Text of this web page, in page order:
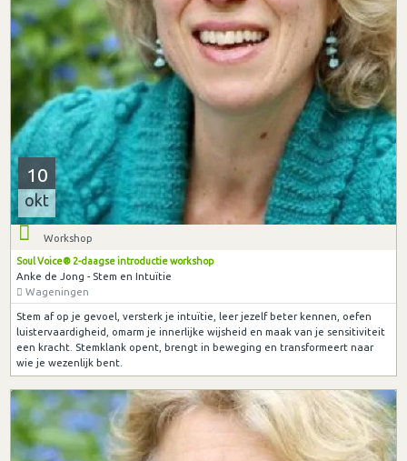
10
okt
Workshop
Soul Voice® 2-daagse introductie workshop
Anke de Jong - Stem en Intuïtie
Wageningen
Stem af op je gevoel, versterk je intuïtie, leer jezelf beter kennen, oefen
luistervaardigheid, omarm je innerlijke wijsheid en maak van je sensitiviteit
een kracht. Stemklank opent, brengt in beweging en transformeert naar
wie je wezenlijk bent.